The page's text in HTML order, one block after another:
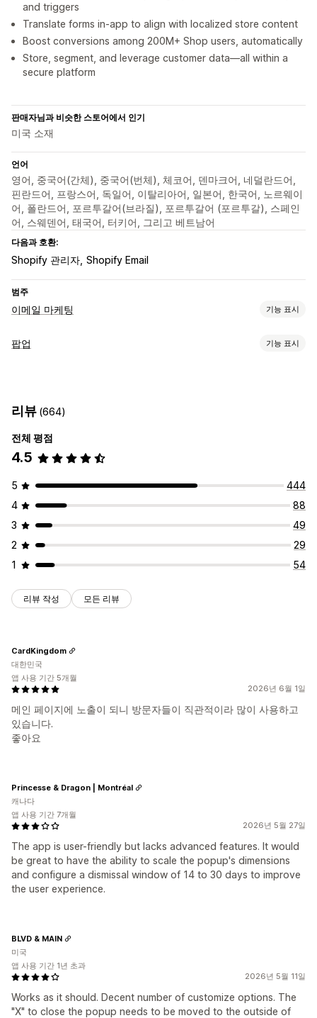
and triggers
Translate forms in-app to align with localized store content
Boost conversions among 200M+ Shop users, automatically
Store, segment, and leverage customer data—all within a
secure platform
판매자님과 비슷한 스토어에서 인기
미국 소재
언어
영어, 중국어(간체), 중국어(번체), 체코어, 덴마크어, 네덜란드어,
핀란드어, 프랑스어, 독일어, 이탈리아어, 일본어, 한국어, 노르웨이
어, 폴란드어, 포르투갈어(브라질), 포르투갈어 (포르투갈), 스페인
어, 스웨덴어, 태국어, 터키어, 그리고 베트남어
다음과 호환:
Shopify 관리자 Shopify Email
범주
이메일 마케팅 기능 표시
캠페인 유형
편집기 도구
분석
팝업 기능 표시
팝업 관리
편집기 도구
리뷰 (664)
전체 평점
4.5
5
444
4
88
3
49
2
29
1
54
리뷰 작성 모든 리뷰
2026년 6월 1일
메인 페이지에 노출이 되니 방문자들이 직관적이라 많이 사용하고
있습니다.
좋아요
CardKingdom
대한민국
앱 사용 기간 5개월
2026년 5월 27일
The app is user-friendly but lacks advanced features. It would
be great to have the ability to scale the popup's dimensions
and configure a dismissal window of 14 to 30 days to improve
the user experience.
Princesse & Dragon | Montréal
캐나다
앱 사용 기간 7개월
2026년 5월 11일
Works as it should. Decent number of customize options. The
"X" to close the popup needs to be moved to the outside of
BLVD & MAIN
미국
앱 사용 기간 1년 초과